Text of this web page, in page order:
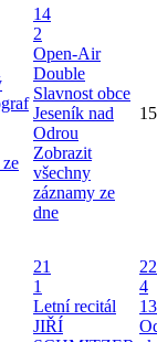
14
2
Open-Air
Double
Slavnost obce
Jeseník nad
Odrou
Zobrazit
všechny
záznamy ze
dne
15
21
1
Letní recitál
JIŘÍ
22
4